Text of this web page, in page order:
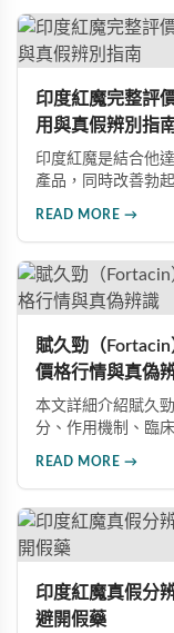
高的男性保健品選擇
印度紅魔完整評
用與真假辨別指
印度紅魔是結合他
產品，同時改善勃
READ MORE →
賦久勁（
價格行情與真偽
本文詳細介紹賦久
分、作用機制、臨
READ MORE →
印度紅魔真假分
避開假藥